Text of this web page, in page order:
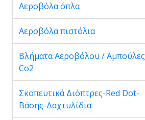
Αεροβόλα όπλα
Αεροβόλα πιστόλια
Βλήματα Αεροβόλου / Αμπούλες
Co2
Σκοπευτικά Διόπτρες-Red Dot-
Βάσης-Δαχτυλίδια